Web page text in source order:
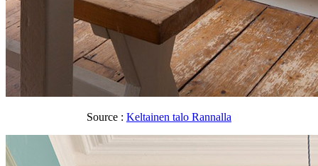
Source : Keltainen talo Rannalla